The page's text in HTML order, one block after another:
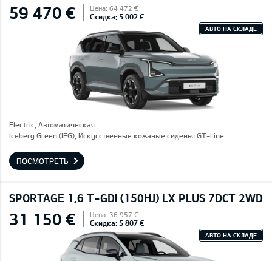
59 470 € Цена: 64 472 €
Скидка: 5 002 €
АВТО НА СКЛАДЕ
Electric, Автоматическая
Iceberg Green (IEG), Искусственные кожаные сиденья GT-Line
ПОСМОТРЕТЬ
SPORTAGE 1,6 T-GDI (150HJ) LX PLUS 7DCT 2WD
31 150 € Цена: 36 957 €
Скидка: 5 807 €
АВТО НА СКЛАДЕ